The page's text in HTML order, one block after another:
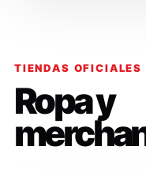
TIENDAS OFICIALES
Ropa y